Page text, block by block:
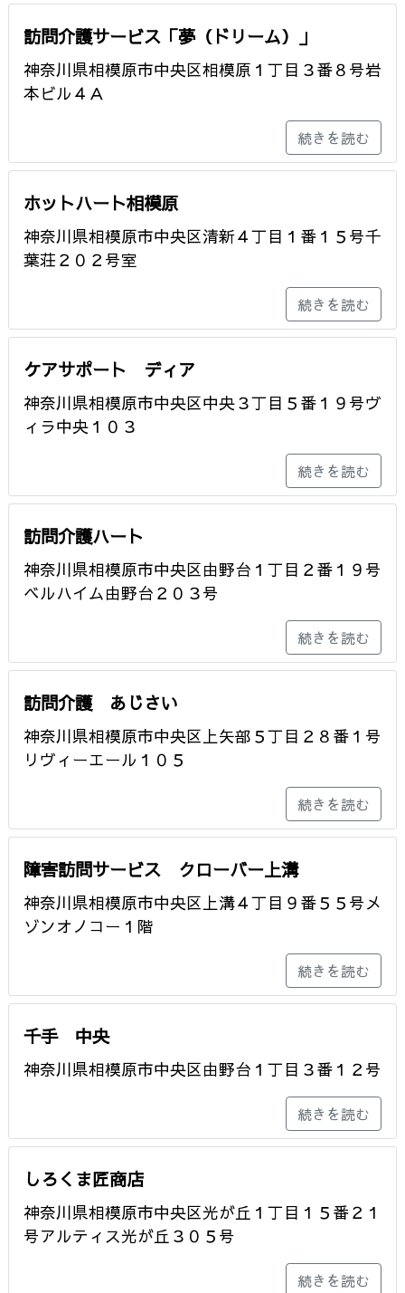
訪問介護サービス「夢（ドリーム）」
神奈川県相模原市中央区相模原１丁目３番８号岩
本ビル４Ａ
続きを読む
ホットハート相模原
神奈川県相模原市中央区清新４丁目１番１５号千
葉荘２０２号室
続きを読む
ケアサポート ディア
神奈川県相模原市中央区中央３丁目５番１９号ヴ
ィラ中央１０３
続きを読む
訪問介護ハート
神奈川県相模原市中央区由野台１丁目２番１９号
ベルハイム由野台２０３号
続きを読む
訪問介護 あじさい
神奈川県相模原市中央区上矢部５丁目２８番１号
リヴィーエール１０５
続きを読む
障害訪問サービス クローバー上溝
神奈川県相模原市中央区上溝４丁目９番５５号メ
ゾンオノコー１階
続きを読む
千手 中央
神奈川県相模原市中央区由野台１丁目３番１２号
続きを読む
しろくま匠商店
神奈川県相模原市中央区光が丘１丁目１５番２１
号アルティス光が丘３０５号
続きを読む